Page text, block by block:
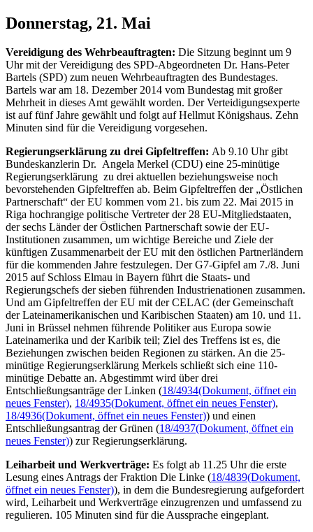
Donnerstag, 21. Mai
Vereidigung des Wehrbeauftragten: Die Sitzung beginnt um 9
Uhr mit der Vereidigung des SPD-Abgeordneten Dr. Hans-Peter
Bartels (SPD) zum neuen Wehrbeauftragten des Bundestages.
Bartels war am 18. Dezember 2014 vom Bundestag mit großer
Mehrheit in dieses Amt gewählt worden. Der Verteidigungsexperte
ist auf fünf Jahre gewählt und folgt auf Hellmut Königshaus. Zehn
Minuten sind für die Vereidigung vorgesehen.
Regierungserklärung zu drei Gipfeltreffen: Ab 9.10 Uhr gibt
Bundeskanzlerin Dr. Angela Merkel (CDU) eine 25-minütige
Regierungserklärung zu drei aktuellen beziehungsweise noch
bevorstehenden Gipfeltreffen ab. Beim Gipfeltreffen der „Östlichen
Partnerschaft“ der EU kommen vom 21. bis zum 22. Mai 2015 in
Riga hochrangige politische Vertreter der 28 EU-Mitgliedstaaten,
der sechs Länder der Östlichen Partnerschaft sowie der EU-
Institutionen zusammen, um wichtige Bereiche und Ziele der
künftigen Zusammenarbeit der EU mit den östlichen Partnerländern
für die kommenden Jahre festzulegen. Der G7-Gipfel am 7./8. Juni
2015 auf Schloss Elmau in Bayern führt die Staats- und
Regierungschefs der sieben führenden Industrienationen zusammen.
Und am Gipfeltreffen der EU mit der CELAC (der Gemeinschaft
der Lateinamerikanischen und Karibischen Staaten) am 10. und 11.
Juni in Brüssel nehmen führende Politiker aus Europa sowie
Lateinamerika und der Karibik teil; Ziel des Treffens ist es, die
Beziehungen zwischen beiden Regionen zu stärken. An die 25-
minütige Regierungserklärung Merkels schließt sich eine 110-
minütige Debatte an. Abgestimmt wird über drei
Entschließungsanträge der Linken (18/4934(Dokument, öffnet ein
neues Fenster), 18/4935(Dokument, öffnet ein neues Fenster),
18/4936(Dokument, öffnet ein neues Fenster)) und einen
Entschließungsantrag der Grünen (18/4937(Dokument, öffnet ein
neues Fenster)) zur Regierungserklärung.
Leiharbeit und Werkverträge: Es folgt ab 11.25 Uhr die erste
Lesung eines Antrags der Fraktion Die Linke (18/4839(Dokument,
öffnet ein neues Fenster)), in dem die Bundesregierung aufgefordert
wird, Leiharbeit und Werkverträge einzugrenzen und umfassend zu
regulieren. 105 Minuten sind für die Aussprache eingeplant.